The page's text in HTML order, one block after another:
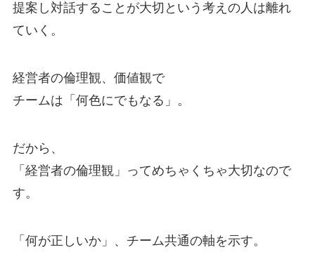
提案し対話することが大切という考えの人は離れ
ていく。
経営者の倫理観、価値観で
チームは「何色にでもなる」。
だから、
「経営者の倫理観」ってめちゃくちゃ大切なので
す。
「何が正しいか」、チーム共通の軸を示す。